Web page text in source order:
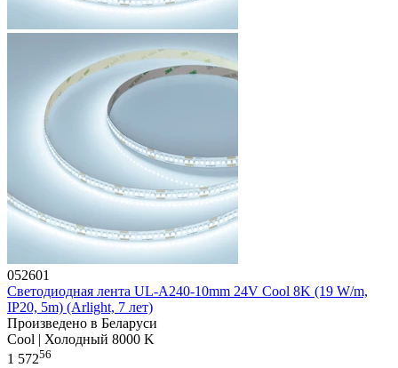
052601
Светодиодная лента UL-A240-10mm 24V Cool 8K (19 W/m,
IP20, 5m) (Arlight, 7 лет)
Произведено в Беларуси
Cool | Холодный 8000 K
1 57256